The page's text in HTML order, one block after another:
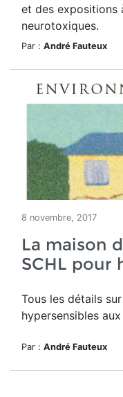
et des expositions
neurotoxiques.
Par : André Fauteux
8 novembre, 2017
La maison
SCHL pour
Tous les détails
hypersensibles
Par : André Fauteux